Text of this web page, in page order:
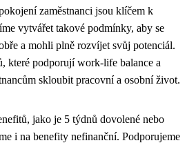
zaměstnanci jsou klíčem k
vytvářet takové podmínky, aby se
a mohli plně rozvíjet svůj potenciál.
které podporují work-life balance a
skloubit pracovní a osobní život.
jako je 5 týdnů dovolené nebo
i na benefity nefinanční. Podporujeme